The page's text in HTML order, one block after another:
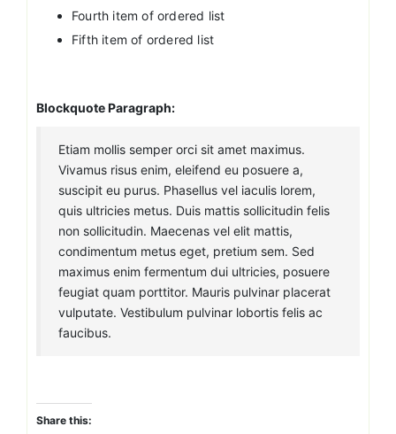
Fourth item of ordered list
Fifth item of ordered list
Blockquote Paragraph:
Etiam mollis semper orci sit amet maximus.
Vivamus risus enim, eleifend eu posuere a,
suscipit eu purus. Phasellus vel iaculis lorem,
quis ultricies metus. Duis mattis sollicitudin felis
non sollicitudin. Maecenas vel elit mattis,
condimentum metus eget, pretium sem. Sed
maximus enim fermentum dui ultricies, posuere
feugiat quam porttitor. Mauris pulvinar placerat
vulputate. Vestibulum pulvinar lobortis felis ac
faucibus.
Share this: